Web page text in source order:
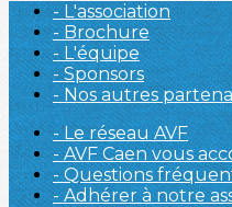
- L'association
- Brochure
- L'équipe
- Sponsors
- Nos autres
- Le réseau AVF
- AVF Caen vous
- Questions
- Adhérer à notre